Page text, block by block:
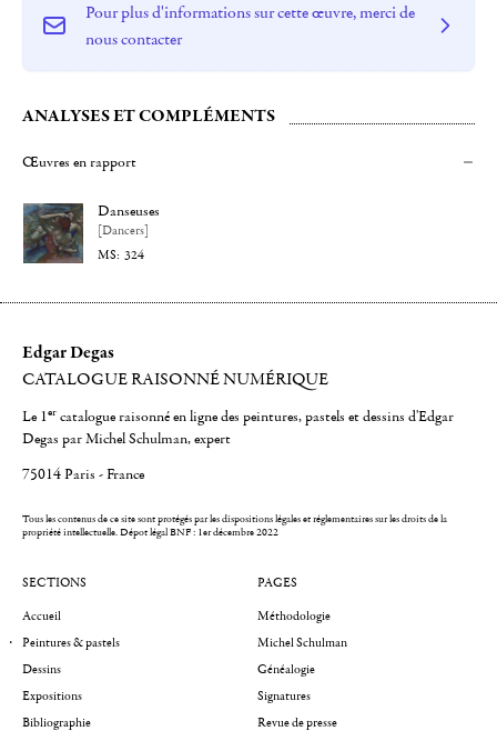
Pour plus d'informations sur cette œuvre, merci de
nous contacter
ANALYSES ET COMPLÉMENTS
Œuvres en rapport
Danseuses
[Dancers]
324
Edgar Degas
CATALOGUE RAISONNÉ NUMÉRIQUE
Le 1er catalogue raisonné en ligne des peintures, pastels et dessins d'Edgar
Degas par Michel Schulman, expert
75014 Paris - France
Tous les contenus de ce site sont protégés par les dispositions légales et réglementaires sur les droits de la
propriété intellectuelle.Dépot légal BNF : 1er décembre 2022
SECTIONS
Accueil
Peintures & pastels
Dessins
Expositions
Bibliographie
PAGES
Méthodologie
Michel Schulman
Généalogie
Signatures
Revue de presse